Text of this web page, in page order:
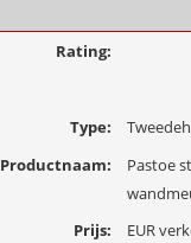
Rating:
Type:
Productnaam:
Pastoe
Prijs:
EUR